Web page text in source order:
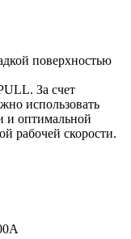
поверхностью
За счет
использовать
и оптимальной
рабочей скорости.